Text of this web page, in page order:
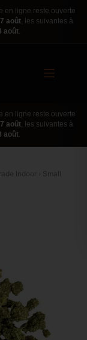
en ligne reste ouverte
7 août, les suivantes à
août.
en ligne reste ouverte
7 août, les suivantes à
août.
Indoor › Small